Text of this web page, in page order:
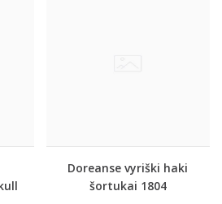
Doreanse vyriški haki
šortukai 1804